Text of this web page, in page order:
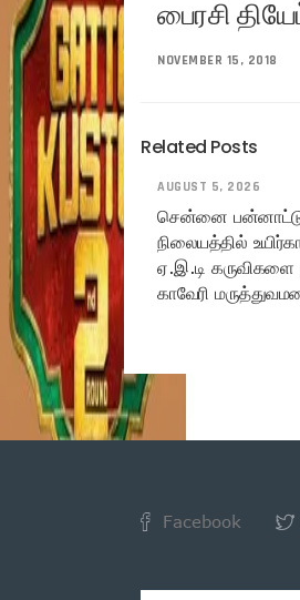
பைரசி
NOVEMBER 15, 2018
Related Posts
AUGUST 5, 2026
சென்னை
நிலையத்தில்
ஏ.இ.டி கருவிகளை
காவேரி
Facebook